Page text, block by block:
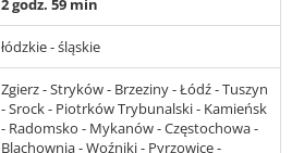
łódzkie - śląskie
Zgierz - Stryków - Brzeziny - Łódź - Tuszyn
- Srock - Piotrków Trybunalski - Kamieńsk
- Radomsko - Mykanów - Częstochowa -
Blachownia - Woźniki - Pyrzowice -